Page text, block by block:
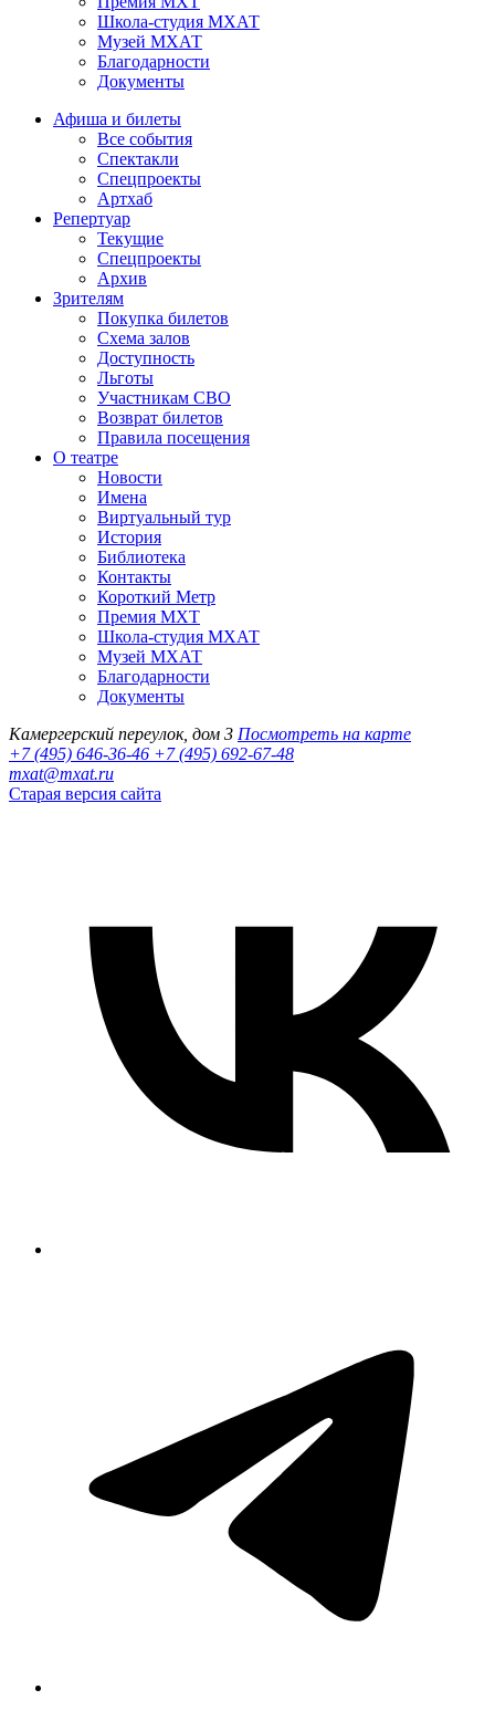
Школа-студия МХАТ
Музей МХАТ
Благодарности
Документы
Афиша и билеты
Все события
Спектакли
Спецпроекты
Артхаб
Репертуар
Текущие
Спецпроекты
Архив
Зрителям
Покупка билетов
Схема залов
Доступность
Льготы
Участникам СВО
Возврат билетов
Правила посещения
О театре
Новости
Имена
Виртуальный тур
История
Библиотека
Контакты
Короткий Метр
Премия МХТ
Школа-студия МХАТ
Музей МХАТ
Благодарности
Документы
Камергерский переулок, дом 3 Посмотреть на карте
+7 (495) 646-36-46 +7 (495) 692-67-48‬
mxat@mxat.ru
Старая версия сайта